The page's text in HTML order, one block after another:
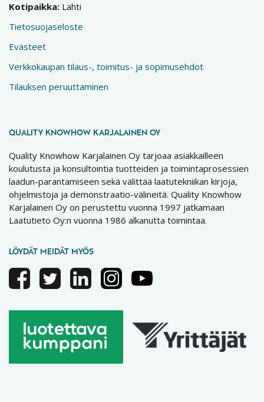
Kotipaikka: Lahti
Tietosuojaseloste
Evästeet
Verkkokaupan tilaus-, toimitus- ja sopimusehdot
Tilauksen peruuttaminen
QUALITY KNOWHOW KARJALAINEN OY
Quality Knowhow Karjalainen Oy tarjoaa asiakkailleen
koulutusta ja konsultointia tuotteiden ja toimintaprosessien
laadun-parantamiseen sekä välittää laatutekniikan kirjoja,
ohjelmistoja ja demonstraatio-välineitä. Quality Knowhow
Karjalainen Oy on perustettu vuonna 1997 jatkamaan
Laatutieto Oy:n vuonna 1986 alkanutta toimintaa.
LÖYDÄT MEIDÄT MYÖS
FacebookTwitter LinkedinInstagramYoutube